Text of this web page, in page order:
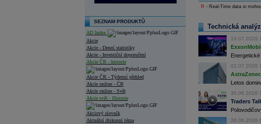
SEZNAM PRODUKTŮ
AD Index
Akcie
Akcie - Denní statistiky
Akcie - Investiční doporučení
Akcie ČR - historie
Akcie ČR - Týdenní přehled
Akcie online - ČR
Akcie online - Svět
Akcie svět - Historie
Akciový slovník
Aktuální diskusní téma
R - Real-Time data si
Technická
10.07.2026
02.07.2026
Letos
30.06.2026
Traders
26.06.2026